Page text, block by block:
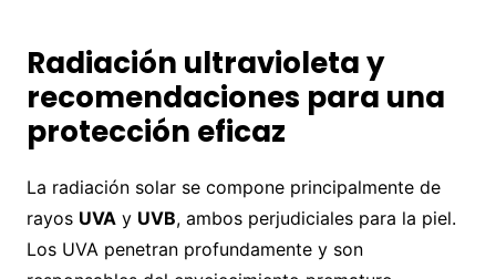
Radiación ultravioleta y
recomendaciones para una
protección eficaz
La radiación solar se compone principalmente de
rayos UVAy UVB, ambos perjudiciales para la piel.
Los UVA penetran profundamente y son